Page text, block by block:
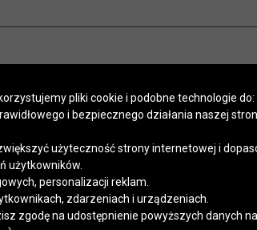
Regulaminy Polityka prywatnościKontakt
pliki cookie i podobne technologie do:
i bezpiecznego działania naszej
użyteczność strony internetowej i
użytkowników.
personalizacji reklam.
zdarzeniach i urządzeniach.
zgodę na udostępnienie powyższych danych